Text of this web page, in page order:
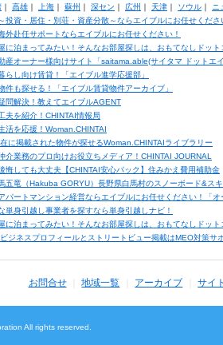
｜ 高雄｜ 上海｜ 蘇州 ｜ 深セン ｜ 広州 ｜ 天津｜ ソウル｜ ニ
投資・居住・別荘・資産分散～ならエイブルにお任せくださ
外赴任サポートならエイブルにお任せください！
に泊まってみたい！そんなお部屋探しは、おもてなしドット
産オーナー様向けサイト「saitama.able(サイタマ ドットエイ
らし向け賃貸！「エイブル進学応援部」
件も探せる！「エイブル賃貸物件アーカイブ」
問解決！教えてエイブルAGENT
夫を紹介！CHINTAI情報局
活を応援！Woman.CHINTAI
に掲載された物件が探せるWoman.CHINTAIライブラリー
介業務のプロ向けお役立ちメディア！CHINTAI JOURNAL
悔しても大丈夫【CHINTAI安心パック】住みかえ費用補助金
五竜（Hakuba GORYU）長野県白馬村のスノーボード&ス
パートマンション経営ならエイブルにお任せください！「オ
単身引越し事業者を探すなら単身引越しナビ！
に泊まってみたい！そんなお部屋探しは、おもてなしドット
ジネスプロフィールとストリートビュー掲載はMEO対策サ
お問合せ 地域一覧 アーカイブ サイ
All rights reserved.